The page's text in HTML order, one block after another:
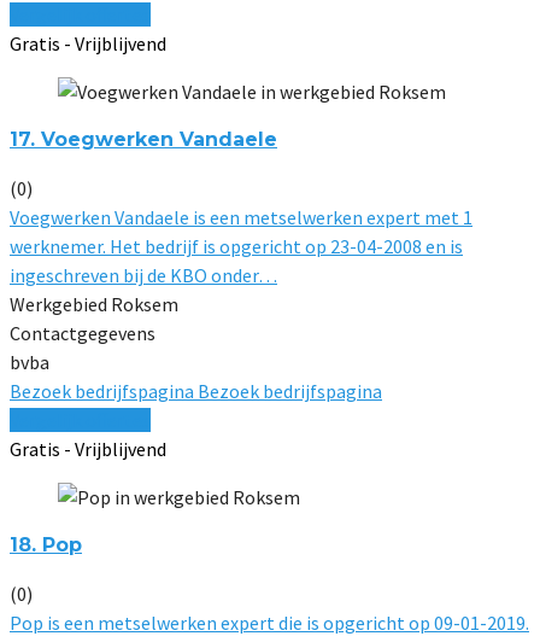
Gratis - Vrijblijvend
17. Voegwerken Vandaele
(0)
Voegwerken Vandaele is een metselwerken expert met 1
werknemer. Het bedrijf is opgericht op 23-04-2008 en is
ingeschreven bij de KBO onder…
Werkgebied Roksem
Contactgegevens
bvba
Bezoek bedrijfspagina Bezoek bedrijfspagina
Gratis - Vrijblijvend
18. Pop
(0)
Pop is een metselwerken expert die is opgericht op 09-01-2019.